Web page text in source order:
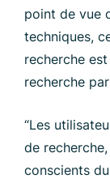
point de vue
techniques,
recherche
recherche
“Les
de
conscients